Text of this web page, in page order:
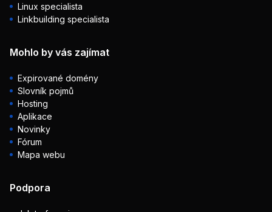
Linux specialista
Linkbuilding specialista
Mohlo by vás zajímat
Expirované domény
Slovník pojmů
Hosting
Aplikace
Novinky
Fórum
Mapa webu
Podpora